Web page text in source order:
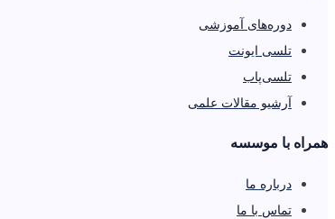
دوره‌های آموزشی
تلسی ایونت
تلسی‌پاب
آرشیو مقالات علمی
همراه با موسسه
درباره ما
تماس با ما